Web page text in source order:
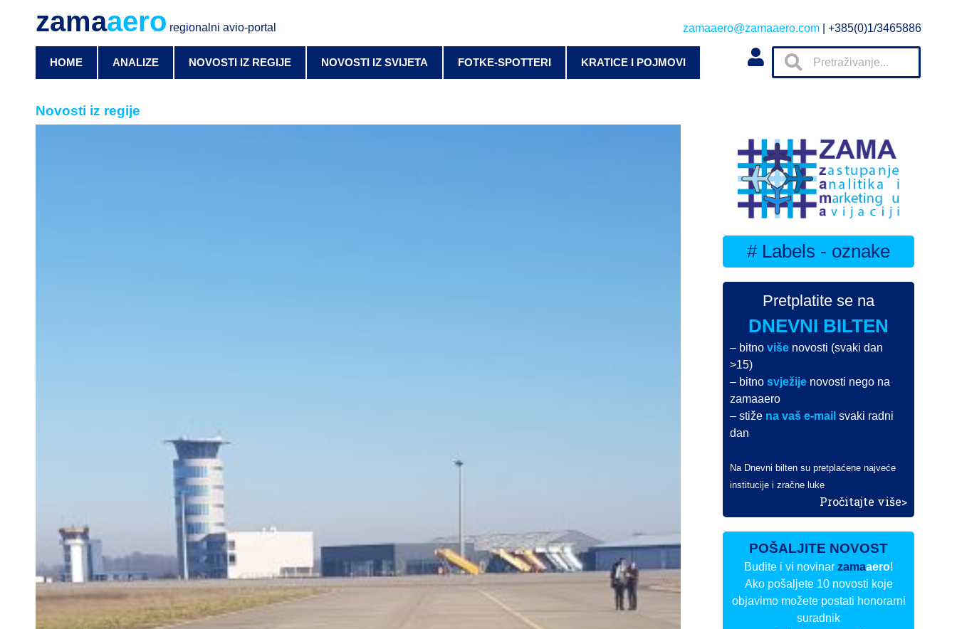
zamaaero regionalni avio-portal zamaaero@zamaaero.com | +385(0)1/3465886
HOME ANALIZE NOVOSTI IZ REGIJE NOVOSTI IZ SVIJETA FOTKE-SPOTTERI KRATICE I POJMOVI
Novosti iz regije
# Labels - oznake
Pretplatite se na
DNEVNI BILTEN
– bitnoviše novosti (svaki dan
>15)
– bitnosvježije novosti nego na
zamaaero
– stiže na vaš e-mail svaki radni
dan
Na Dnevni bilten su pretplaćene najveće
institucije i zračne luke
Pročitajte više>
POŠALJITE NOVOST
Budite i vi novinarzamaaero!
Ako pošaljete 10 novosti koje
objavimo možete postati honorarni
suradnik